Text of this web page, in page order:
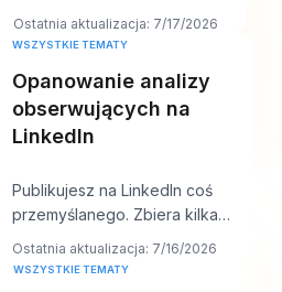
osoby z Twojej niszy, i w ciągu
dziesięciu minut masz j
Ostatnia aktualizacja: 7/17/2026
WSZYSTKIE TEMATY
Opanowanie analizy
obserwujących na
LinkedIn
Publikujesz na LinkedIn coś
przemyślanego. Zbiera kilka
polubień, może komentarz od
kogoś z branży,
Ostatnia aktualizacja: 7/16/2026
WSZYSTKIE TEMATY